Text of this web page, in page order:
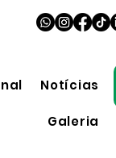
Notícias
Galeria